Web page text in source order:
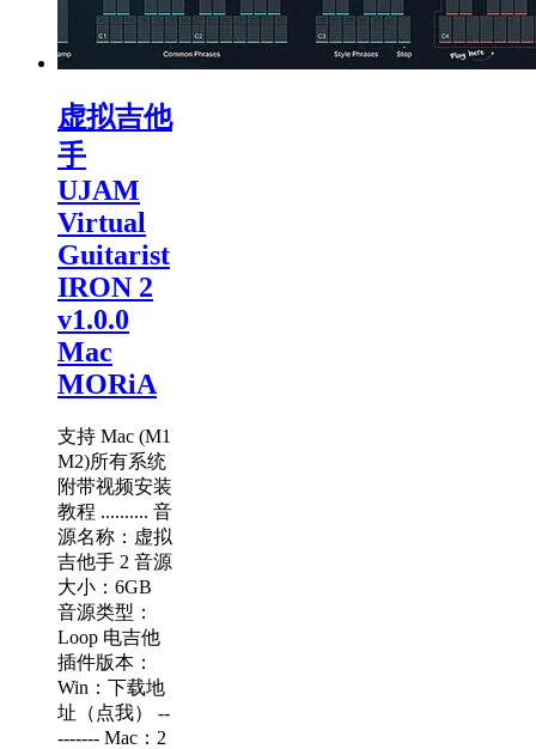
虚拟吉他
手
UJAM
Virtual
Guitarist
IRON 2
v1.0.0
Mac
MORiA
支持 Mac (M1
M2)所有系统
附带视频安装
教程 .......... 音
源名称：虚拟
吉他手 2 音源
大小：6GB
音源类型：
Loop 电吉他
插件版本：
Win：下载地
址（点我） --
------- Mac：2